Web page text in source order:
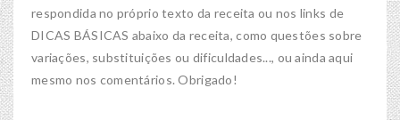
respondida no próprio texto da receita ou nos links de
DICAS BÁSICAS abaixo da receita, como questões sobre
variações, substituições ou dificuldades..., ou ainda aqui
mesmo nos comentários. Obrigado!